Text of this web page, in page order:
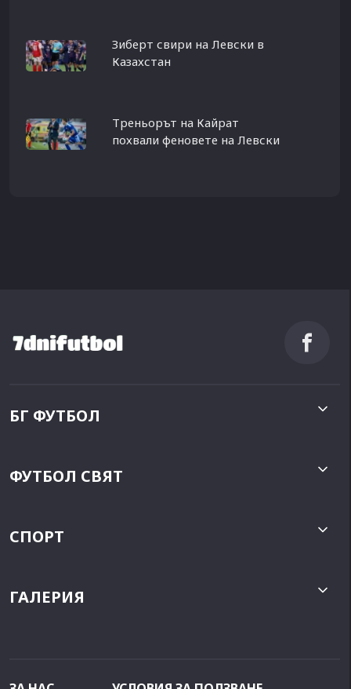
Зиберт свири на Левски в
Казахстан
Треньорът на Кайрат
похвали феновете на Левски
БГ ФУТБОЛ
ФУТБОЛ СВЯТ
СПОРТ
ГАЛЕРИЯ